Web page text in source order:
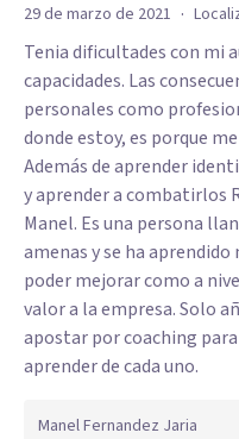
29 de marzo de 2021 ·
Tenia dificultades con mi
capacidades. Las
personales como
donde estoy, es porque
Además de aprender
y aprender a combatirlos
Manel. Es una persona
amenas y se ha
poder mejorar como a
valor a la empresa. Solo
apostar por coaching
aprender de cada uno.
Manel Fernandez Jaria